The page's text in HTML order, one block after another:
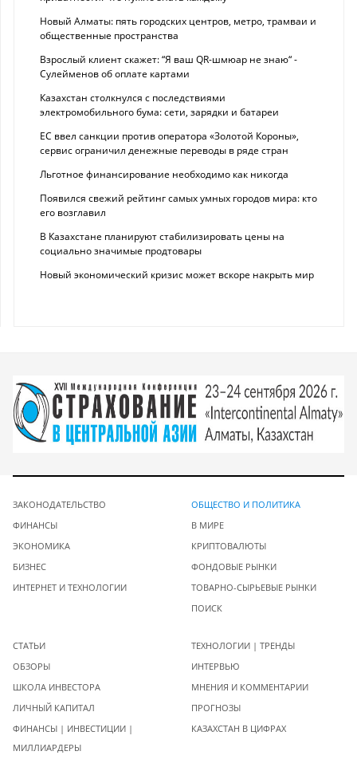
Новый Алматы: пять городских центров, метро, трамваи и
общественные пространства
Взрослый клиент скажет: “Я ваш QR-шмюар не знаю“ -
Сулейменов об оплате картами
Казахстан столкнулся с последствиями
электромобильного бума: сети, зарядки и батареи
ЕС ввел санкции против оператора «Золотой Короны»,
сервис ограничил денежные переводы в ряде стран
Льготное финансирование необходимо как никогда
Появился свежий рейтинг самых умных городов мира: кто
его возглавил
В Казахстане планируют стабилизировать цены на
социально значимые продтовары
Новый экономический кризис может вскоре накрыть мир
ЗАКОНОДАТЕЛЬСТВО
ФИНАНСЫ
ЭКОНОМИКА
БИЗНЕС
ИНТЕРНЕТ И ТЕХНОЛОГИИ
ОБЩЕСТВО И ПОЛИТИКА
В МИРЕ
КРИПТОВАЛЮТЫ
ФОНДОВЫЕ РЫНКИ
ТОВАРНО-СЫРЬЕВЫЕ РЫНКИ
ПОИСК
СТАТЬИ
ОБЗОРЫ
ШКОЛА ИНВЕСТОРА
ЛИЧНЫЙ КАПИТАЛ
ФИНАНСЫ | ИНВЕСТИЦИИ |
МИЛЛИАРДЕРЫ
ТЕХНОЛОГИИ | ТРЕНДЫ
ИНТЕРВЬЮ
МНЕНИЯ И КОММЕНТАРИИ
ПРОГНОЗЫ
КАЗАХСТАН В ЦИФРАХ